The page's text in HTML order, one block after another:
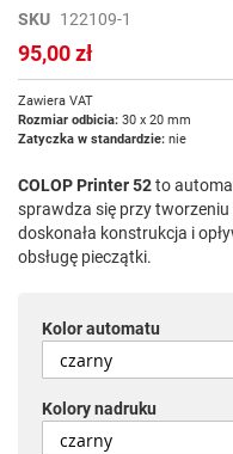
Przejdź
na
początek
SKU 122109-1
95,00 zł
Zawiera VAT
Rozmiar odbicia: 30 x 20 mm
Zatyczka w standardzie: nie
COLOP Printer 52to
sprawdza się przy
doskonała konstrukcja i
obsługę pieczątki.
Kolor automatu
Kolory nadruku